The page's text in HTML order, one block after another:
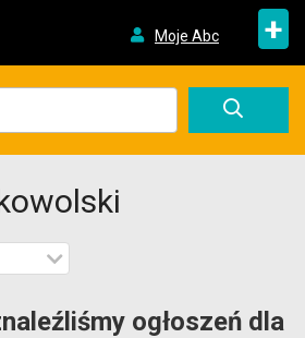
Moje Abc +
ogłoszeń dla